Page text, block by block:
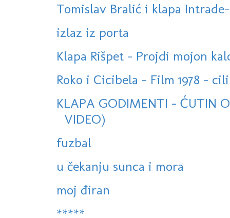
Tomislav Bralić i klapa
izlaz iz porta
Klapa Rišpet - Projdi mojon
Roko i Cicibela - Film 1978 -
KLAPA GODIMENTI - ĆUTIN
VIDEO)
fuzbal
u čekanju sunca i mora
moj điran
*****